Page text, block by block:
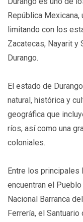
República
limitando con los
Zacatecas, Nayarit y
Durango.
El estado de
natural, histórica y
geográfica que
ríos, así como una
coloniales.
Entre los
encuentran el
Nacional Barranca
Ferrería, el